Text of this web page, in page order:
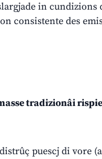
in cundizions
consistente des
tradizionâi
puescj di vore